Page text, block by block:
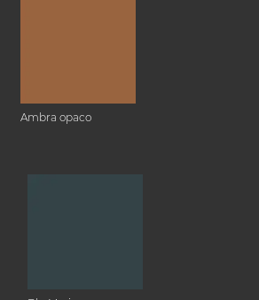
Ambra opaco